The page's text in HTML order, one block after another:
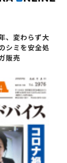
、変わらず大
シミを安全処
販売